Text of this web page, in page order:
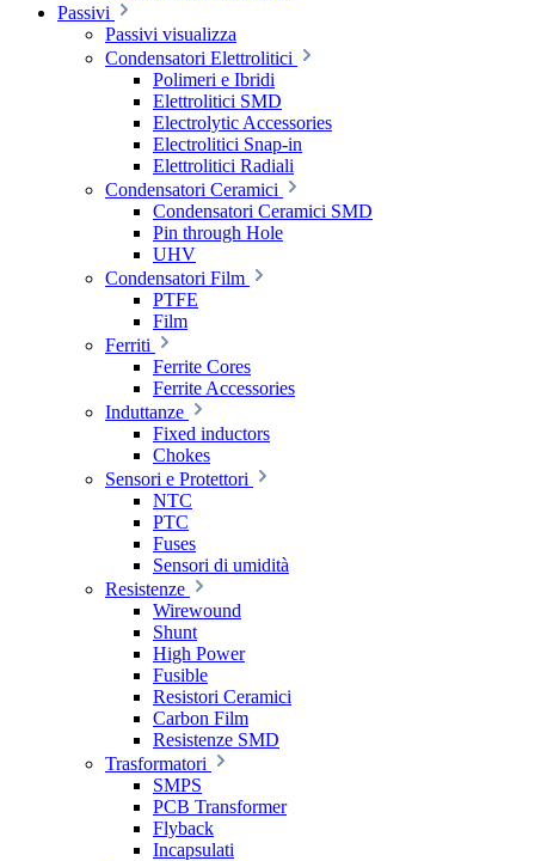
Passivi
Passivi visualizza
Condensatori Elettrolitici
Polimeri e Ibridi
Elettrolitici SMD
Electrolytic Accessories
Electrolitici Snap-in
Elettrolitici Radiali
Condensatori Ceramici
Condensatori Ceramici SMD
Pin through Hole
UHV
Condensatori Film
PTFE
Film
Ferriti
Ferrite Cores
Ferrite Accessories
Induttanze
Fixed inductors
Chokes
Sensori e Protettori
NTC
PTC
Fuses
Sensori di umidità
Resistenze
Wirewound
Shunt
High Power
Fusible
Resistori Ceramici
Carbon Film
Resistenze SMD
Trasformatori
SMPS
PCB Transformer
Flyback
Incapsulati